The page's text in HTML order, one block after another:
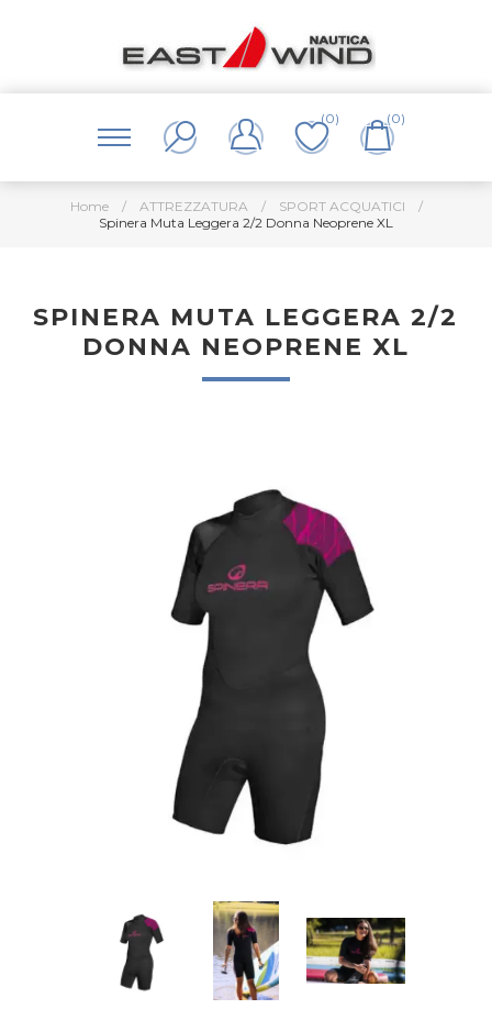
(0) (0)
Home / ATTREZZATURA / SPORT ACQUATICI
/
Spinera Muta Leggera 2/2 Donna Neoprene XL
SPINERA MUTA LEGGERA 2/2
DONNA NEOPRENE XL